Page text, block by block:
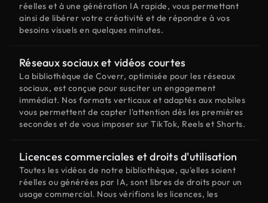
réelles et à une génération IA rapide, vous permettant
ainsi de libérer votre créativité et de répondre à vos
besoins visuels en quelques minutes.
Réseaux sociaux et vidéos courtes
La bibliothèque de Coverr, optimisée pour les réseaux
sociaux, est conçue pour susciter un engagement
immédiat. Nos formats verticaux et adaptés aux mobiles
vous permettent de capter l'attention dès les premières
secondes et de vous imposer sur TikTok, Reels et Shorts.
Licences commerciales et droits d'utilisation
Toutes les vidéos de notre bibliothèque, qu'elles soient
réelles ou générées par IA, sont libres de droits pour un
usage commercial. Nous vérifions les licences, les